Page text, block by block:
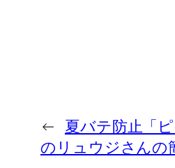
← 夏バテ防止「
のリュウジさんの